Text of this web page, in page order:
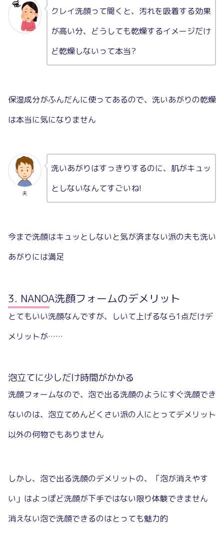
クレイ洗顔って聞くと、汚れを吸着する効果
が高い分、どうしても乾燥するイメージだけ
ど乾燥しないって本当?
保湿成分がふんだんに使ってあるので、洗いあがりの乾燥
は本当に気になりません
夫
洗いあがりはすっきりするのに、肌がキュッ
としないなんてすごいね!
今まで洗顔はキュッとしないと気が済まない派の夫も洗い
あがりには満足
NANOA洗顔フォームのデメリット
とてもいい洗顔なんですが、しいて上げるなら1点だけデ
メリットが……
泡立てに少しだけ時間がかかる
洗顔フォームなので、泡で出る洗顔のようにすぐ洗顔でき
ないのは、泡立てめんどくさい派の人にとってデメリット
以外の何物でもありません
しかし、泡で出る洗顔のデメリットの、「泡が消えやす
い」はよっぽど洗顔が下手ではない限り体験できません
消えない泡で洗顔できるのはとっても魅力的